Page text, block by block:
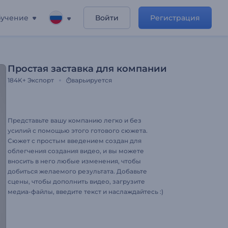
Войти Регистрация
Простая заставка для компании
184K+ Экспорт варьируется
Представьте вашу компанию легко и без
усилий с помощью этого готового сюжета.
Сюжет с простым введением создан для
облегчения создания видео, и вы можете
вносить в него любые изменения, чтобы
добиться желаемого результата. Добавьте
сцены, чтобы дополнить видео, загрузите
медиа-файлы, введите текст и наслаждайтесь :)